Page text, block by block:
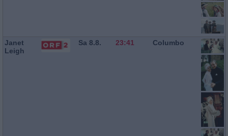
Janet
Leigh
Sa 8.8. 23:41 Columbo